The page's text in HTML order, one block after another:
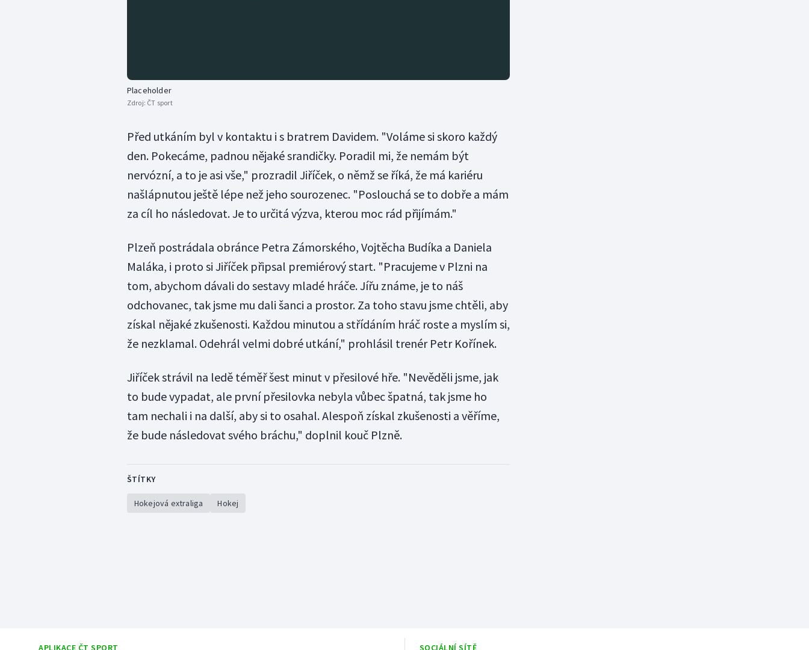
Placeholder
Zdroj: ČT sport
Před utkáním byl v kontaktu i s bratrem Davidem. "Voláme si skoro každý
den. Pokecáme, padnou nějaké srandičky. Poradil mi, že nemám být
nervózní, a to je asi vše," prozradil Jiříček, o němž se říká, že má kariéru
našlápnutou ještě lépe než jeho sourozenec. "Poslouchá se to dobře a mám
za cíl ho následovat. Je to určitá výzva, kterou moc rád přijímám."
Plzeň postrádala obránce Petra Zámorského, Vojtěcha Budíka a Daniela
Maláka, i proto si Jiříček připsal premiérový start. "Pracujeme v Plzni na
tom, abychom dávali do sestavy mladé hráče. Jířu známe, je to náš
odchovanec, tak jsme mu dali šanci a prostor. Za toho stavu jsme chtěli, aby
získal nějaké zkušenosti. Každou minutou a střídáním hráč roste a myslím si,
že nezklamal. Odehrál velmi dobré utkání," prohlásil trenér Petr Kořínek.
Jiříček strávil na ledě téměř šest minut v přesilové hře. "Nevěděli jsme, jak
to bude vypadat, ale první přesilovka nebyla vůbec špatná, tak jsme ho
tam nechali i na další, aby si to osahal. Alespoň získal zkušenosti a věříme,
že bude následovat svého bráchu," doplnil kouč Plzně.
ŠTÍTKY
Hokejová extraliga Hokej
APLIKACE ČT SPORT SOCIÁLNÍ SÍTĚ